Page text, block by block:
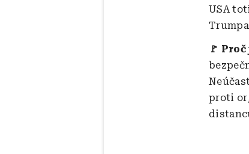
USA
🚩
proti